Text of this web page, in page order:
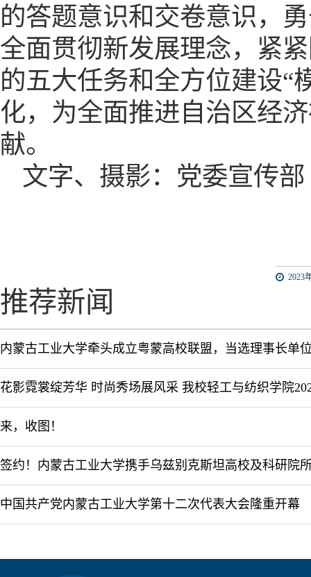
的答题意识和交卷意识，
全面贯彻新发展理念，紧
的五大任务和全方位建设“
化，为全面推进自治区经
献。
文字、摄影：党委宣传部
2023
推荐新闻
内蒙古工业大学牵头成立粤蒙高校联盟，当选理事长单
来，收图！
中国共产党内蒙古工业大学第十二次代表大会隆重开幕